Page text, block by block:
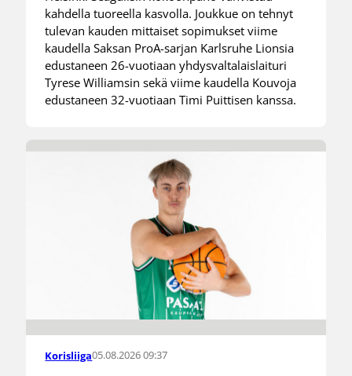
kahdella tuoreella kasvolla. Joukkue on tehnyt
tulevan kauden mittaiset sopimukset viime
kaudella Saksan ProA-sarjan Karlsruhe Lionsia
edustaneen 26-vuotiaan yhdysvaltalaislaituri
Tyrese Williamsin sekä viime kaudella Kouvoja
edustaneen 32-vuotiaan Timi Puittisen kanssa.
Korisliiga05.08.2026 09:37